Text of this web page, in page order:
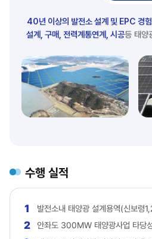
40년 이상의 발전소 설계 및 EPC 경
설계, 구매, 전력계통연계, 시공등 태
수행 실적
1 발전소내 태양광 설계용역(신보령
2 안좌도 300MW 태양광사업 타당